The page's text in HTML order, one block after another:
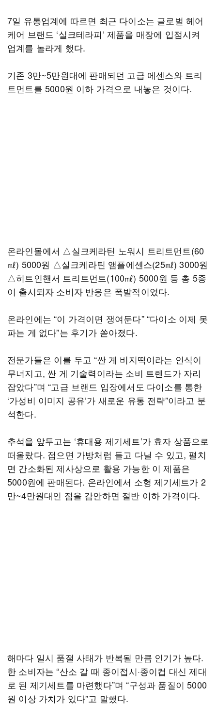
7일 유통업계에 따르면 최근 다이소는 글로벌 헤어
케어 브랜드 ‘실크테라피’ 제품을 매장에 입점시켜
업계를 놀라게 했다.
기존 3만~5만원대에 판매되던 고급 에센스와 트리
트먼트를 5000원 이하 가격으로 내놓은 것이다.
온라인몰에서 △실크케라틴 노워시 트리트먼트(60
㎖) 5000원 △실크케라틴 앰플에센스(25㎖) 3000원
△히트인핸서 트리트먼트(100㎖) 5000원 등 총 5종
이 출시되자 소비자 반응은 폭발적이었다.
온라인에는 “이 가격이면 쟁여둔다” “다이소 이제 못
파는 게 없다”는 후기가 쏟아졌다.
전문가들은 이를 두고 “싼 게 비지떡이라는 인식이
무너지고, 싼 게 기술력이라는 소비 트렌드가 자리
잡았다”며 “고급 브랜드 입장에서도 다이소를 통한
‘가성비 이미지 공유’가 새로운 유통 전략”이라고 분
석한다.
추석을 앞두고는 ‘휴대용 제기세트’가 효자 상품으로
떠올랐다. 접으면 가방처럼 들고 다닐 수 있고, 펼치
면 간소화된 제사상으로 활용 가능한 이 제품은
5000원에 판매된다. 온라인에서 소형 제기세트가 2
만~4만원대인 점을 감안하면 절반 이하 가격이다.
해마다 일시 품절 사태가 반복될 만큼 인기가 높다.
한 소비자는 “산소 갈 때 종이접시·종이컵 대신 제대
로 된 제기세트를 마련했다”며 “구성과 품질이 5000
원 이상 가치가 있다”고 말했다.